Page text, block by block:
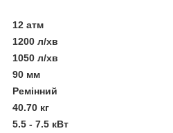
12 атм
1200 л/хв
1050 л/хв
90 мм
Ремінний
40.70 кг
5.5 - 7.5 кВт